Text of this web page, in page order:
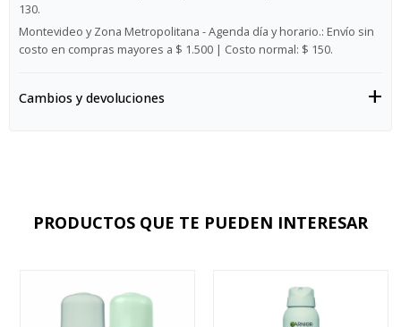
130.
Montevideo y Zona Metropolitana - Agenda día y horario.: Envío sin
costo en compras mayores a $ 1.500 | Costo normal: $ 150.
Cambios y devoluciones
PRODUCTOS QUE TE PUEDEN INTERESAR